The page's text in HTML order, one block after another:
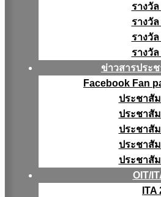
รางวั
รางวั
รางวั
รางวั
ข่าวสารประ
Facebook Fan
ประชาสั
ประชาสั
ประชาสั
ประชาสั
ประชาสั
OIT/
ITA